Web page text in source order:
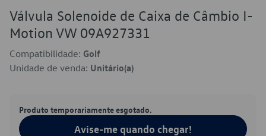
Válvula Solenoide de Caixa de Câmbio I-
Motion VW 09A927331
Compatibilidade: Golf
Unidade de venda: Unitário(a)
Produto temporariamente esgotado.
Avise-me quando chegar!